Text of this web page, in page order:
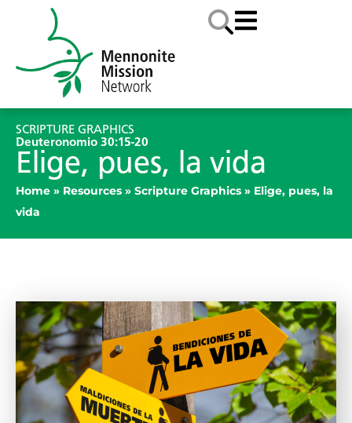
SCRIPTURE GRAPHICS
Deuteronomio 30:15-20
Elige, pues, la vida
Home » Resources » Scripture Graphics » Elige, pues, la
vida